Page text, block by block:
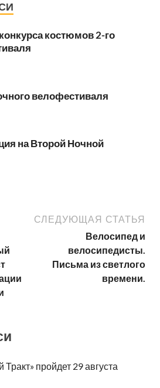
костюмов 2-го
велофестиваля
на Второй Ночной
СЛЕДУЮЩАЯ СТАТЬЯ
Велосипед и
велосипедисты.
Письма из светлого
времени.
пройдет 29 августа